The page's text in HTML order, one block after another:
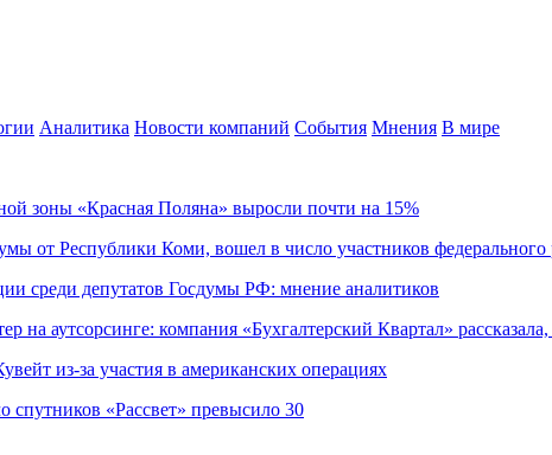
Аналитика Новости компаний События Мнения В мире
зоны «Красная Поляна» выросли почти на 15%
от Республики Коми, вошел в число участников федерального
среди депутатов Госдумы РФ: мнение аналитиков
на аутсорсинге: компания «Бухгалтерский Квартал»
из-за участия в американских операциях
спутников «Рассвет» превысило 30